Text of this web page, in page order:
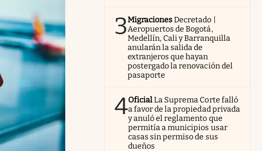
3MigracionesDecretado |
Aeropuertos de Bogotá,
Medellín, Cali y Barranquilla
anularán la salida de
extranjeros que hayan
postergado la renovación del
pasaporte
4OficialLa Suprema Corte falló
a favor de la propiedad privada
y anuló el reglamento que
permitía a municipios usar
casas sin permiso de sus
dueños